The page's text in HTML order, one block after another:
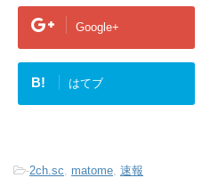
Google+
B! はてブ
-2ch.sc matome 速報